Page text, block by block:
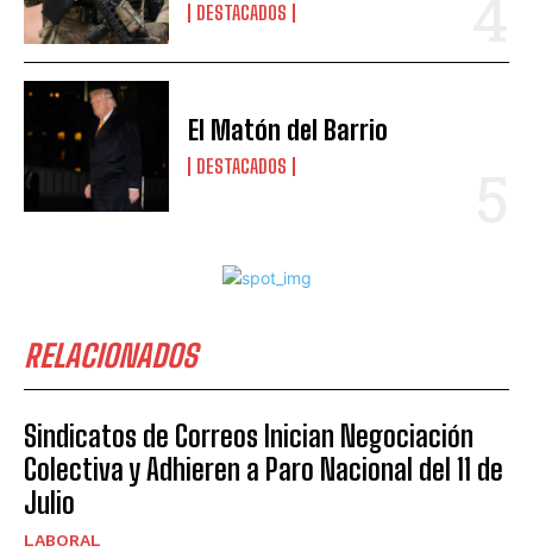
DESTACADOS
El Matón del Barrio
DESTACADOS
RELACIONADOS
Sindicatos de Correos Inician Negociación
Colectiva y Adhieren a Paro Nacional del 11 de
Julio
LABORAL